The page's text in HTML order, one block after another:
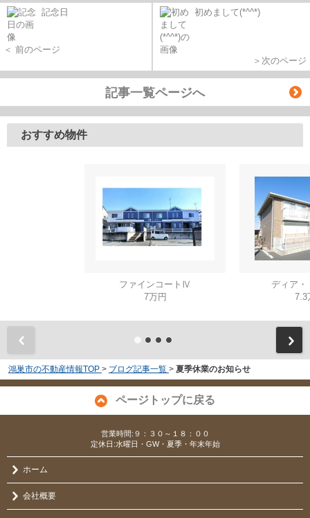
記念日
＜ 前のページ
初めまして(*^^*)
＞次のページ
記事一覧ページへ
おすすめ物件
ファインコートⅣ
7万円
ディア・
7.3
鴻巣市の不動産情報TOP > ブログ記事一覧 > 夏季休業のお知らせ
ページトップに戻る
営業時間:９：３０～１８：００
定休日:水曜日・GW・夏季・年末年始
ホーム
会社概要